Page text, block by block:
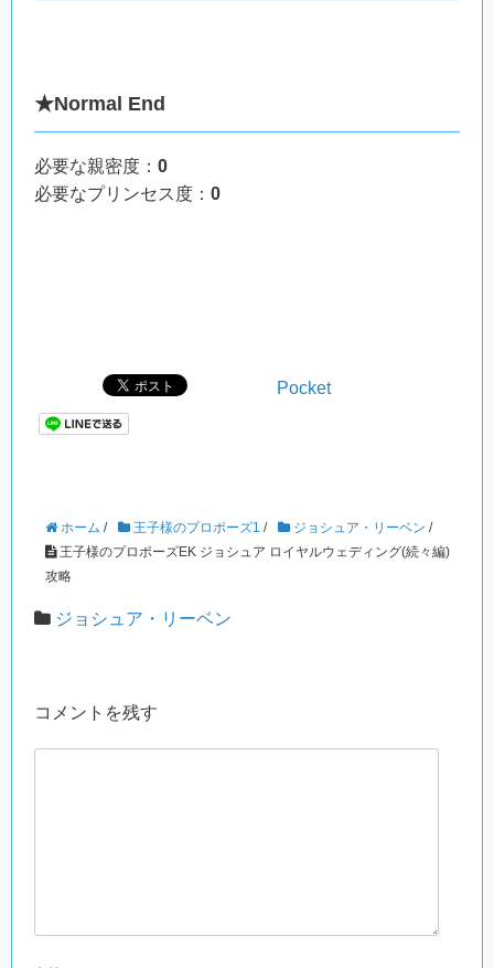
★Normal End
必要な親密度： 0
必要なプリンセス度： 0
Pocket
ホーム / 王子様のプロポーズ1 / ジョシュア・リーベン /
王子様のプロポーズEK ジョシュア ロイヤルウェディング(続々編)
攻略
ジョシュア・リーベン
コメントを残す